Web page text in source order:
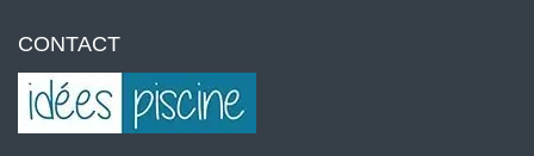
CONTACT